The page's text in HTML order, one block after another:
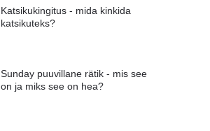
Katsikukingitus - mida kinkida
katsikuteks?
Sunday puuvillane rätik - mis see
on ja miks see on hea?